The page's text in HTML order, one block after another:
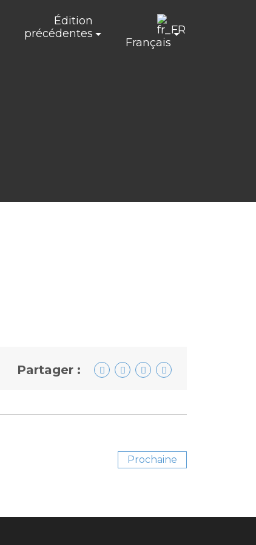
Édition
précédentes
Français
Partager :
Prochaine